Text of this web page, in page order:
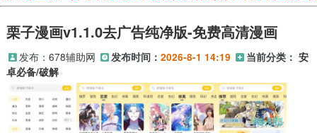
栗子漫画v1.1.0去广告纯净版-免费高清漫画
发布： 678辅助网 发布时间： 2026-8-1 14:19 当前分类： 安
卓必备/破解